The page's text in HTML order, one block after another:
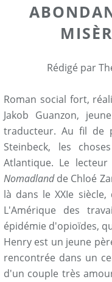
Rédigé par
Roman social fort,
Jakob Guanzon,
traducteur. Au fil de
Steinbeck, les
Atlantique. Le
Nomadlandde Chloé
là dans le XXIe
L'Amérique des
épidémie d'opioïdes,
Henry est un jeune
rencontrée dans un
d'un couple très